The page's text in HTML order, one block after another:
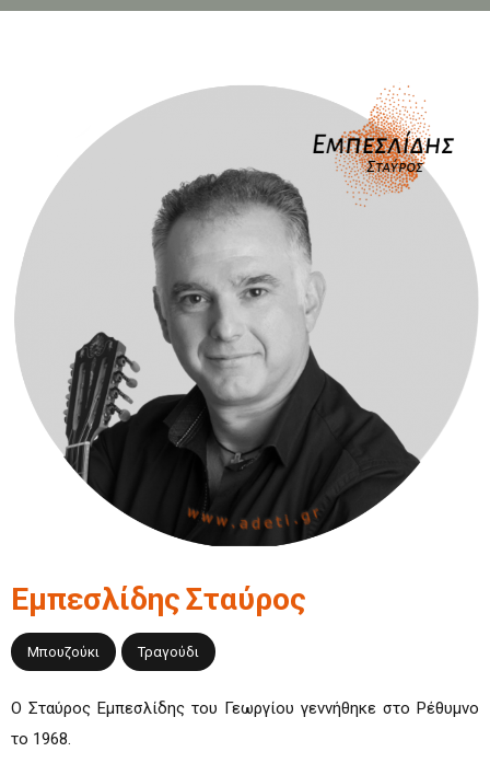
ΕμπεσλίδηςΣταύρος
Μπουζούκι Τραγούδι
Ο Σταύρος Εμπεσλίδης του Γεωργίου γεννήθηκε στο Ρέθυμνο
το 1968.